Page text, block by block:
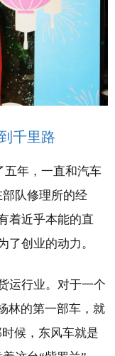
千里路
五年，一直和汽车
队修理所的经
着近乎本能的直
了创业的动力。
运行业。对于一个
林的第一部车，就
候，东风车就是